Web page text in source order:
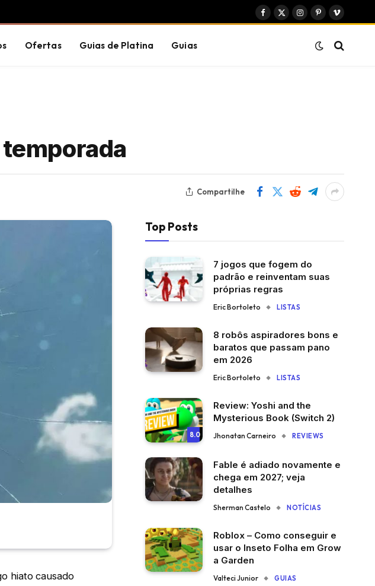
Facebook
X
Instagram
PinterestVimeo
Ofertas Guias de Platina Guias
Compartilhe
hiato causado
Top Posts
7 jogos que fogem do
padrão e reinventam suas
próprias regras
Eric Bortoleto LISTAS
8 robôs aspiradores bons e
baratos que passam pano
em 2026
Eric Bortoleto LISTAS
8.0
Review: Yoshi and the
Mysterious Book (Switch 2)
Jhonatan Carneiro REVIEWS
Fable é adiado novamente e
chega em 2027; veja
detalhes
Sherman Castelo NOTÍCIAS
Roblox – Como conseguir e
usar o Inseto Folha em Grow
a Garden
Valteci Junior GUIAS